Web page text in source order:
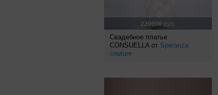
220000 руб.
Свадебное платье
CONSUELLA от Speranza
couture